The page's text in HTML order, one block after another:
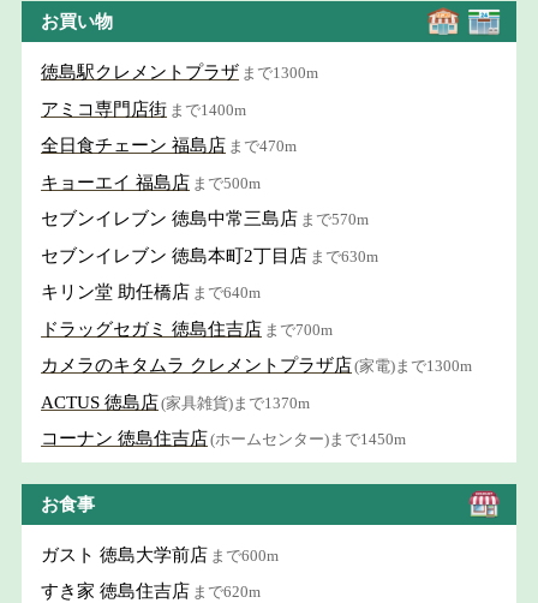
お買い物
徳島駅クレメントプラザ まで1300m
アミコ専門店街 まで1400m
全日食チェーン 福島店 まで470m
キョーエイ 福島店 まで500m
セブンイレブン 徳島中常三島店 まで570m
セブンイレブン 徳島本町2丁目店 まで630m
キリン堂 助任橋店 まで640m
ドラッグセガミ 徳島住吉店 まで700m
カメラのキタムラ クレメントプラザ店(家電)まで1300m
ACTUS 徳島店(家具雑貨)まで1370m
コーナン 徳島住吉店(ホームセンター)まで1450m
お食事
ガスト 徳島大学前店 まで600m
すき家 徳島住吉店 まで620m